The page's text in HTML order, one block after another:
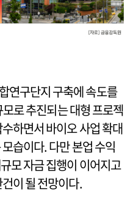
연구단지 구축에 속도를
로 추진되는 대형 프로젝
하면서 바이오 사업 확대
습이다. 다만 본업 수익
모 자금 집행이 이어지고
이 될 전망이다.